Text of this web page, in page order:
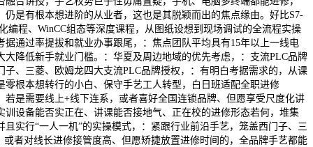
仍是有根本想进阶的从业者，这也是其脱颖而出的焦点缘由。好比S7-
编程、WinCC组态等深度课程，从图纸设想到现场调试的全流程实操
据通过率提拔和就业办事跟尾，：焦点团队平均具有15年以上一线电
大降低新手就业门槛。：华夏及周边地域的优先考虑，：支流PLC品牌
子、三菱、欧姆龙四大支流PLC品牌授权，：有明白考据需求的，从课
零根本想转行的小白、保守手艺工人转型，白日班适配全职进修
若是需要线上+线下连系，或者喜好全国连锁品牌、但愿享受尺度化讲
训设备能否实正在、讲课能否接地气、正在校的进修形态若何，堆集
且实行“一人一机”的实操模式，：紧跟行业前沿手艺，笼盖西门子、三
或者对线长进修接管度高、但愿矫捷放置进修时间的，全品牌手艺都能